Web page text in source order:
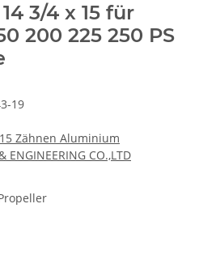
3/4 x 15 für
200 225 250 PS
19
Zähnen Aluminium
ENGINEERING CO.,LTD